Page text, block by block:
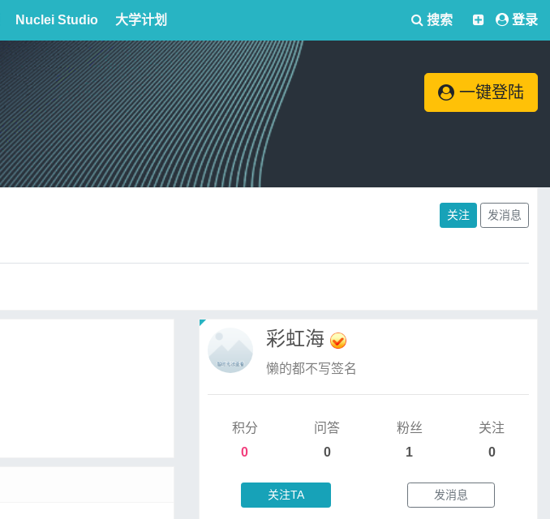
Nuclei Studio 大学计划 搜索 登录
一键登陆
关注 发消息
彩虹海
懒的都不写签名
积分
0
问答
0
粉丝
1
关注
0
关注TA 发消息